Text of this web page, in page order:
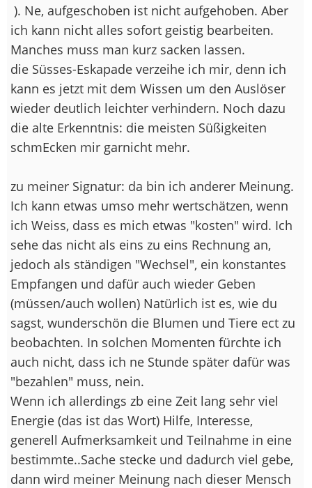
). Ne, aufgeschoben ist nicht aufgehoben. Aber
ich kann nicht alles sofort geistig bearbeiten.
Manches muss man kurz sacken lassen.
die Süsses-Eskapade verzeihe ich mir, denn ich
kann es jetzt mit dem Wissen um den Auslöser
wieder deutlich leichter verhindern. Noch dazu
die alte Erkenntnis: die meisten Süßigkeiten
schmEcken mir garnicht mehr.
zu meiner Signatur: da bin ich anderer Meinung.
Ich kann etwas umso mehr wertschätzen, wenn
ich Weiss, dass es mich etwas "kosten" wird. Ich
sehe das nicht als eins zu eins Rechnung an,
jedoch als ständigen "Wechsel", ein konstantes
Empfangen und dafür auch wieder Geben
(müssen/auch wollen) Natürlich ist es, wie du
sagst, wunderschön die Blumen und Tiere ect zu
beobachten. In solchen Momenten fürchte ich
auch nicht, dass ich ne Stunde später dafür was
"bezahlen" muss, nein.
Wenn ich allerdings zb eine Zeit lang sehr viel
Energie (das ist das Wort) Hilfe, Interesse,
generell Aufmerksamkeit und Teilnahme in eine
bestimmte..Sache stecke und dadurch viel gebe,
dann wird meiner Meinung nach dieser Mensch